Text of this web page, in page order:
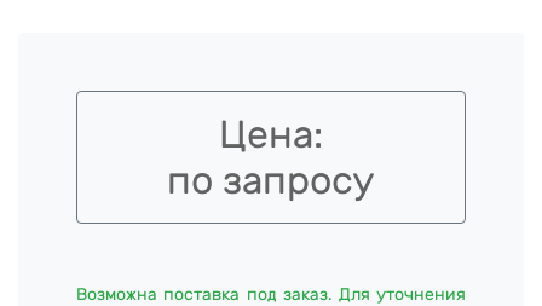
Цена:
по запросу
Возможна поставка под заказ. Для уточнения